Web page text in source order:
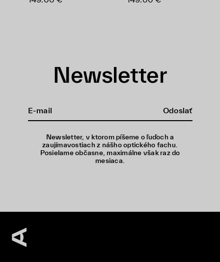
Newsletter
Odoslať
Newsletter, v ktorom píšeme o ľuďoch a
zaujímavostiach z nášho optického fachu.
Posielame občasne, maximálne však raz do
mesiaca.